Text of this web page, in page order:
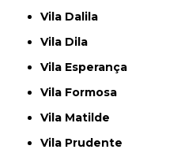
Vila Dalila
Vila Dila
Vila Esperança
Vila Formosa
Vila Matilde
Vila Prudente